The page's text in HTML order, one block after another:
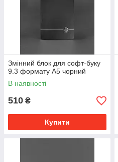
Змінний блок для софт-буку
9.3 формату А5 чорний
В наявності
510 ₴
Купити